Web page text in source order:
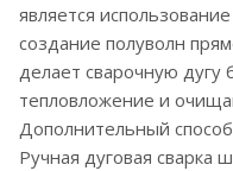
является
создание полуволн
делает сварочную дугу
тепловложение и
Дополнительный способ
Ручная дуговая